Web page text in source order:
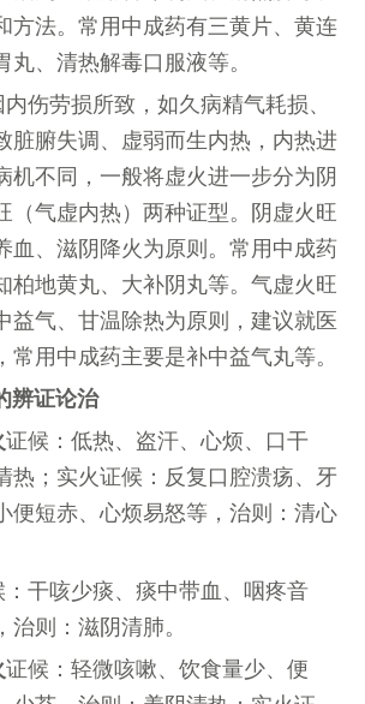
方法。常用中成药有三黄片、黄连
丸、清热解毒口服液等。
内伤劳损所致，如久病精气耗损、
脏腑失调、虚弱而生内热，内热进
机不同，一般将虚火进一步分为阴
（气虚内热）两种证型。阴虚火旺
血、滋阴降火为原则。常用中成药
柏地黄丸、大补阴丸等。气虚火旺
益气、甘温除热为原则，建议就医
常用中成药主要是补中益气丸等。
辨证论治
证候：低热、盗汗、心烦、口干
热；实火证候：反复口腔溃疡、牙
便短赤、心烦易怒等，治则：清心
：干咳少痰、痰中带血、咽疼音
则：滋阴清肺。
证候：轻微咳嗽、饮食量少、便